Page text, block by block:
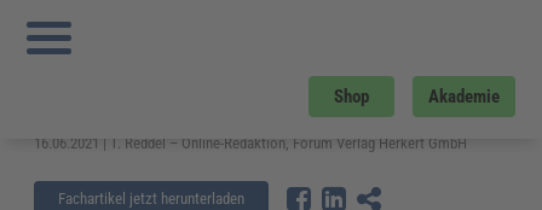
Shop Akademie
Sie sind hier:
Explosionsschutzdokument: Inhalt, Vorlage und rechtliche Grundlage
Explosionsschutzdokument: Inhalt,
Vorlage und rechtliche Grundlage
16.06.2021 | T. Reddel – Online-Redaktion, Forum Verlag Herkert GmbH
Fachartikel jetzt herunterladen